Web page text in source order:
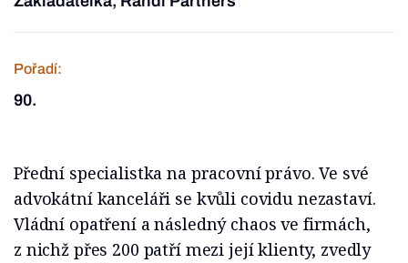
Pořadí:
90.
Přední specialistka na pracovní právo. Ve své
advokátní kanceláři se kvůli covidu nezastaví.
Vládní opatření a následný chaos ve firmách,
z nichž přes 200 patří mezi její klienty, zvedly